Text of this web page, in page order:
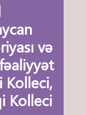
və
Kolleci